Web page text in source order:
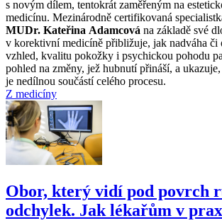
s novým dílem, tentokrát zaměřeným na
medicínu. Mezinárodně certifikovaná
MUDr. Kateřina Adamcová na základě své
v korektivní medicíně přibližuje, jak nadváha
vzhled, kvalitu pokožky i psychickou pohodu
pohled na změny, jež hubnutí přináší, a
je nedílnou součástí celého procesu.
Z medicíny
Obor, který vidí pod povrch
odchylek. Jak lékařům v